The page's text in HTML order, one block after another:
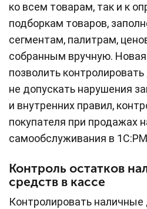
ко всем товарам, так и к
подборкам товаров,
сегментам, палитрам,
собранным вручную.
позволить
не допускать нарушения
и внутренних правил,
покупателя при продажах
самообслуживания в
Контроль остатков
средств в кассе
Контролировать